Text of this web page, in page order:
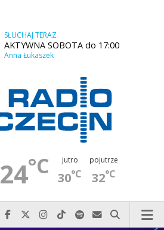
SŁUCHAJ TERAZ
AKTYWNA SOBOTA do 17:00
Anna Łukaszek
24°C jutro
30°C
pojutrze
32°C
Najlepiej po prostu do nas zadzwoń
Odwiedź nas na Facebook-u
Odwiedź nas na X
Odwiedź nas na Instagram-ie
Odwiedź nas na TikTok-u
Szukaj nas na Spotify
Wyślij do nas
Szukaj